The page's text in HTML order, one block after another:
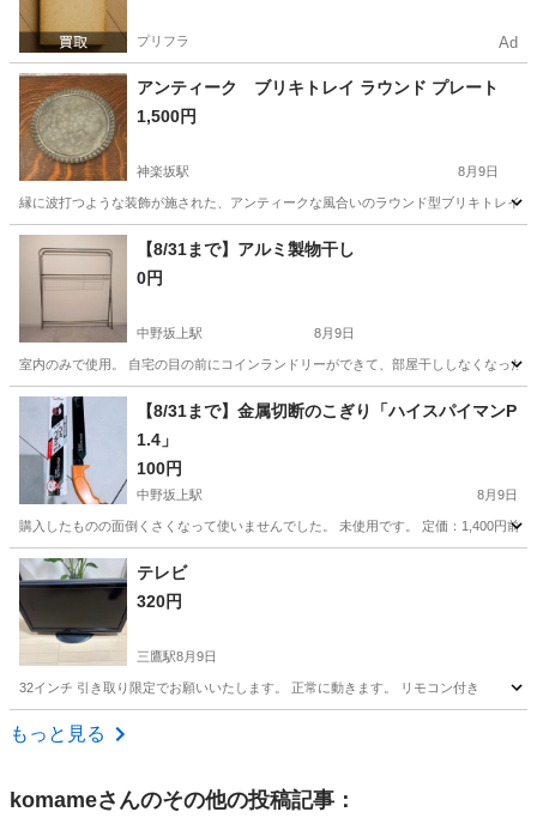
プリフラ Ad
アンティーク ブリキトレイ ラウンド プレート
1,500円
神楽坂駅 8月9日
縁に波打つような装飾が施された、アンティークな風合いのラウンド型ブリキトレイ
東京 新宿区 神楽坂駅
【8/31まで】アルミ製物干し
0円
中野坂上駅 8月9日
室内のみで使用。 自宅の目の前にコインランドリーができて、部屋干ししなくなっ
東京 中野区 中野坂上駅 洗濯用品
【8/31まで】金属切断のこぎり「ハイスパイマンP
1.4」
100円
中野坂上駅 8月9日
購入したものの面倒くさくなって使いませんでした。 未使用です。 定価：1,400円前
東京 中野区 中野坂上駅
テレビ
320円
三鷹駅8月9日
32インチ 引き取り限定でお願いいたします。 正常に動きます。 リモコン付き
東京 武蔵野市
もっと見る
komameさんのその他の投稿記事：